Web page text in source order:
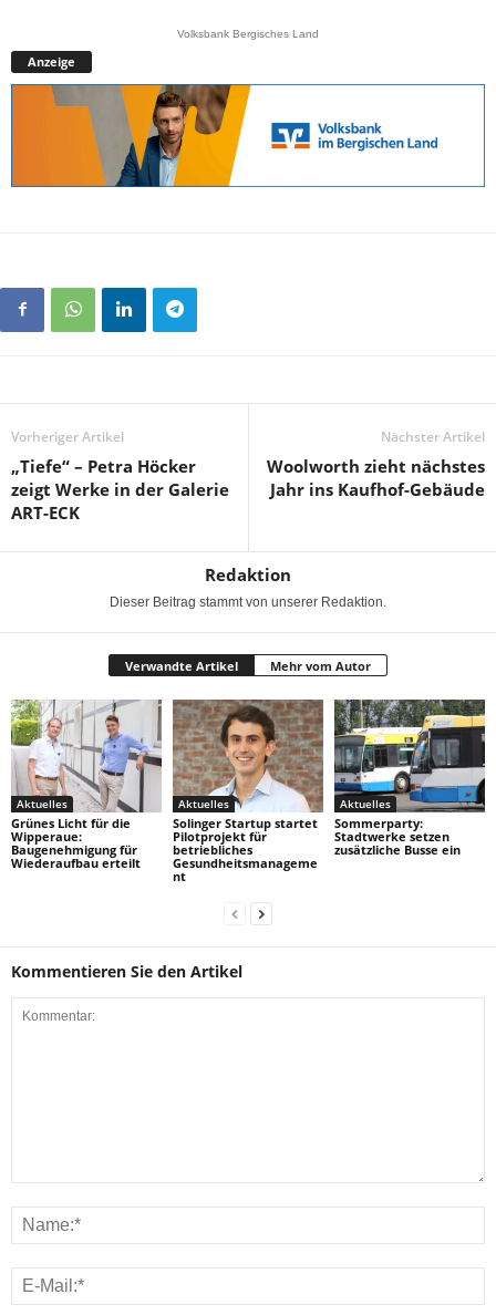
Volksbank Bergisches Land
Anzeige
Vorheriger Artikel
„Tiefe“ – Petra Höcker
zeigt Werke in der Galerie
ART-ECK
Nächster Artikel
Woolworth zieht nächstes
Jahr ins Kaufhof-Gebäude
Redaktion
Dieser Beitrag stammt von unserer Redaktion.
Verwandte Artikel Mehr vom Autor
Aktuelles
Grünes Licht für die
Wipperaue:
Baugenehmigung für
Wiederaufbau erteilt
Aktuelles
Solinger Startup startet
Pilotprojekt für
betriebliches
Gesundheitsmanageme
nt
Aktuelles
Sommerparty:
Stadtwerke setzen
zusätzliche Busse ein
Kommentieren Sie den Artikel